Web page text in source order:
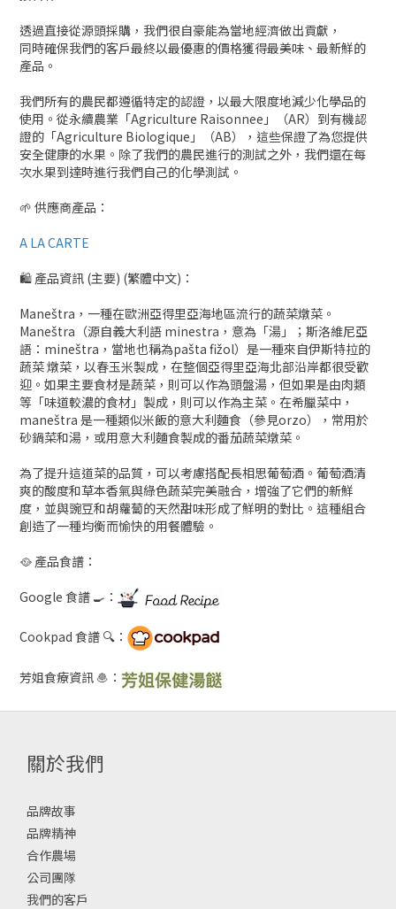
透過直接從源頭採購，我們很自豪能為當地經濟做出貢獻，
同時確保我們的客戶最終以最優惠的價格獲得最美味、最新鮮的
產品。
我們所有的農民都遵循特定的認證，以最大限度地減少化學品的
使用。從永續農業「Agriculture Raisonnee」（AR）到有機認
證的「Agriculture Biologique」（AB），這些保證了為您提供
安全健康的水果。除了我們的農民進行的測試之外，我們還在每
次水果到達時進行我們自己的化學測試。
🌱 供應商產品：
A LA CARTE
🛍 產品資訊 (主要) (繁體中文)：
Maneštra，一種在歐洲亞得里亞海地區流行的蔬菜燉菜。
Maneštra（源自義大利語 minestra，意為「湯」；斯洛維尼亞
語：mineštra，當地也稱為pašta fižol）是一種來自伊斯特拉的
蔬菜 燉菜，以春玉米製成，在整個亞得里亞海北部沿岸都很受歡
迎。如果主要食材是蔬菜，則可以作為頭盤湯，但如果是由肉類
等「味道較濃的食材」製成，則可以作為主菜。在希臘菜中，
maneštra 是一種類似米飯的意大利麵食（參見orzo），常用於
砂鍋菜和湯，或用意大利麵食製成的番茄蔬菜燉菜。
為了提升這道菜的品質，可以考慮搭配長相思葡萄酒。葡萄酒清
爽的酸度和草本香氣與綠色蔬菜完美融合，增強了它們的新鮮
度，並與豌豆和胡蘿蔔的天然甜味形成了鮮明的對比。這種組合
創造了一種均衡而愉快的用餐體驗。
🥘 產品食譜：
Google 食譜 🍳：
Cookpad 食譜 🔍：
芳姐食療資訊 🧆：
關於我們
品牌故事
品牌精神
合作農場
公司團隊
我們的客戶